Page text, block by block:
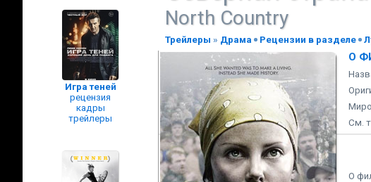
North Country
Трейлеры » Драма Рецензии в разделе
О
См.
О
Игра теней
рецензия
кадры
трейлеры